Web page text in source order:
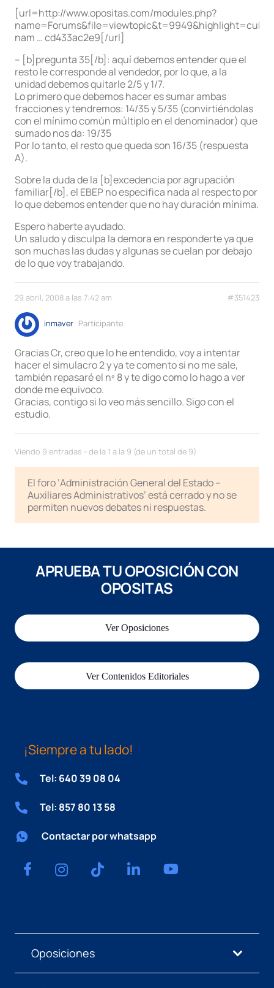
[url=http://www.opositas.com/modules.php?
nam … cd433ac2e9[/url]
– [b]pregunta 35[/b]: aquí debemos entender que el
resto le corresponde al vendedor, por lo que, a la
unidad debemos quitarle 2/5 y 1/7.
Lo primero que debemos hacer es sumar ambas
fracciones y tendremos: 14/35 y 5/35 (convirtiéndolas
con el mínimo común múltiplo en el denominador) que
sumado nos da: 19/35
Por lo tanto, el resto que queda son 16/35 (respuesta
A).
Sobre la duda de la [b]excedencia por agrupación
familiar[/b], el EBEP no especifica nada al respecto por
lo que debemos entender que no hay duración mínima.
Espero haberte ayudado.
Un saludo y disculpa la demora en responderte ya que
son muchas las dudas y algunas se cuelan por debajo
de lo que voy trabajando.
29 abril, 2008 a las 7:42 am #351423
inmaver Participante
Gracias Cr, creo que lo he entendido, voy a intentar
hacer el simulacro 2 y ya te comento si no me sale,
también repasaré el nº 8 y te digo como lo hago a ver
donde me equivoco.
Gracias, contigo si lo veo más sencillo. Sigo con el
estudio.
Viendo 9 entradas - de la 1 a la 9 (de un total de 9)
El foro ‘Administración General del Estado –
Auxiliares Administrativos’ está cerrado y no se
permiten nuevos debates ni respuestas.
APRUEBA TU OPOSICIÓN CON
OPOSITAS
Ver Oposiciones
Ver Contenidos Editoriales
¡Siempre a tu lado!
Tel: 640 39 08 04
Tel: 857 80 13 58
Contactar por whatsapp
Oposiciones